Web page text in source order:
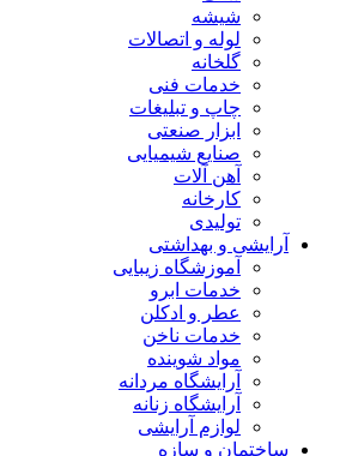
شیشه
لوله و اتصالات
گلخانه
خدمات فنی
چاپ و تبلیغات
ابزار صنعتی
صنایع شیمیایی
آهن آلات
کارخانه
تولیدی
آرایشی و بهداشتی
آموزشگاه زیبایی
خدمات ابرو
عطر و ادکلن
خدمات ناخن
مواد شوینده
آرایشگاه مردانه
آرایشگاه زنانه
لوازم آرایشی
ساختمان و سازه